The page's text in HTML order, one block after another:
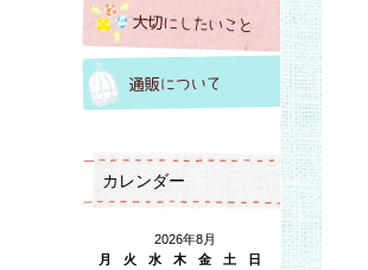
カレンダー
2026年8月
月
火 水 木 金 土
日